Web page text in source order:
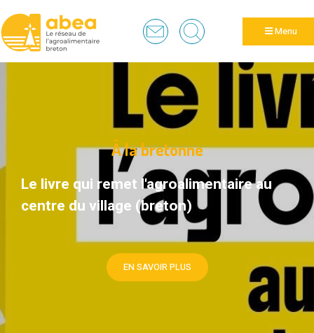
Menu
À la bretonne
Le livre qui remet l'agroalimentaire au
centre du village (breton)
EN SAVOIR PLUS